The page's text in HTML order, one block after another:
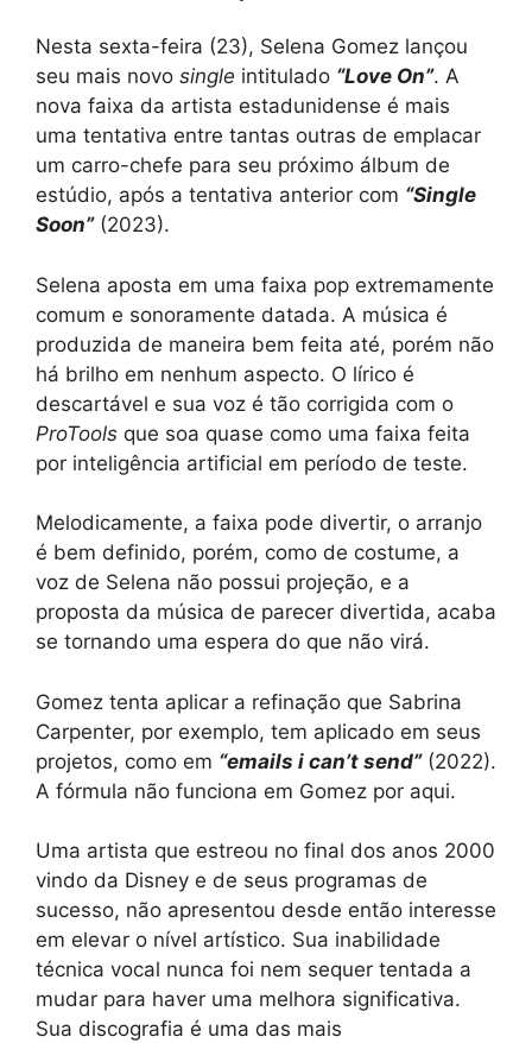
Nesta sexta-feira (23), Selena Gomez lançou
seu mais novo single intitulado “Love On”. A
nova faixa da artista estadunidense é mais
uma tentativa entre tantas outras de emplacar
um carro-chefe para seu próximo álbum de
estúdio, após a tentativa anterior com “Single
Soon”(2023).
Selena aposta em uma faixa pop extremamente
comum e sonoramente datada. A música é
produzida de maneira bem feita até, porém não
há brilho em nenhum aspecto. O lírico é
descartável e sua voz é tão corrigida com o
ProTools que soa quase como uma faixa feita
por inteligência artificial em período de teste.
Melodicamente, a faixa pode divertir, o arranjo
é bem definido, porém, como de costume, a
voz de Selena não possui projeção, e a
proposta da música de parecer divertida, acaba
se tornando uma espera do que não virá.
Gomez tenta aplicar a refinação que Sabrina
Carpenter, por exemplo, tem aplicado em seus
projetos, como em “emails i can’t send”(2022).
A fórmula não funciona em Gomez por aqui.
Uma artista que estreou no final dos anos 2000
vindo da Disney e de seus programas de
sucesso, não apresentou desde então interesse
em elevar o nível artístico. Sua inabilidade
técnica vocal nunca foi nem sequer tentada a
mudar para haver uma melhora significativa.
Sua discografia é uma das mais